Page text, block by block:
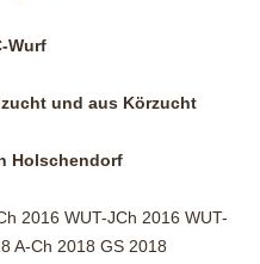
Wurf
und aus Körzucht
Holschendorf
2016 WUT-JCh 2016 WUT-
A-Ch 2018 GS 2018